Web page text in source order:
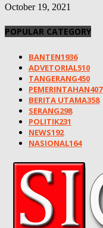
October 19, 2021
POPULAR CATEGORY
BANTEN1936
ADVETORIAL510
TANGERANG450
PEMERINTAHAN407
BERITA UTAMA358
SERANG298
POLITIK231
NEWS192
NASIONAL164